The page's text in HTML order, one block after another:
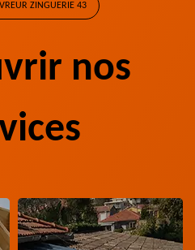
ZINGUERIE 43
nos